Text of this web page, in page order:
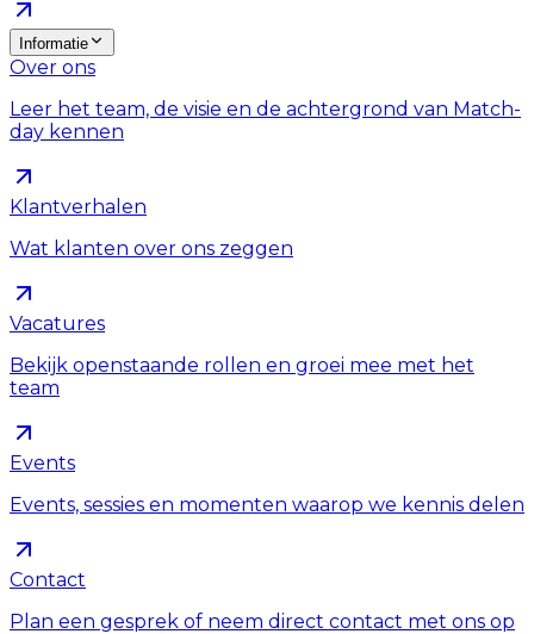
Informatie
Over ons
Leer het team, de visie en de achtergrond van Match-
day kennen
Klantverhalen
Wat klanten over ons zeggen
Vacatures
Bekijk openstaande rollen en groei mee met het
team
Events
Events, sessies en momenten waarop we kennis delen
Contact
Plan een gesprek of neem direct contact met ons op